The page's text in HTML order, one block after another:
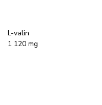
L-valin
1 120 mg